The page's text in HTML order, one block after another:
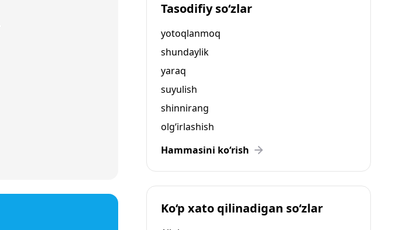
Tasodifiy so‘zlar
yotoqlanmoq
shundaylik
yaraq
suyulish
shinnirang
olg‘irlashish
Hammasini ko‘rish
Ko‘p xato qilinadigan so‘zlar